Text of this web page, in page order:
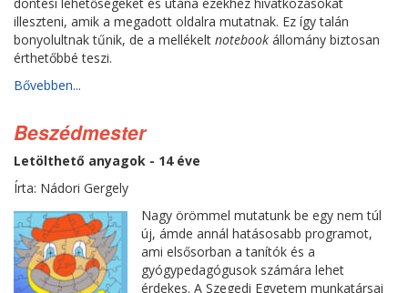
illeszteni, amik a megadott oldalra mutatnak. Ez így talán
bonyolultnak tűnik, de a mellékelt notebook állomány biztosan
érthetőbbé teszi.
Bővebben...
Beszédmester
Letölthető anyagok - 14 éve
Írta: Nádori Gergely
Nagy örömmel mutatunk be egy nem túl
új, ámde annál hatásosabb programot,
ami elsősorban a tanítók és a
gyógypedagógusok számára lehet
érdekes. A Szegedi Egyetem munkatársai